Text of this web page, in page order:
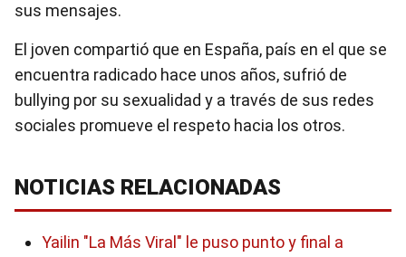
sus mensajes.
El joven compartió que en España, país en el que se
encuentra radicado hace unos años, sufrió de
bullying por su sexualidad y a través de sus redes
sociales promueve el respeto hacia los otros.
NOTICIAS RELACIONADAS
Yailin "La Más Viral" le puso punto y final a